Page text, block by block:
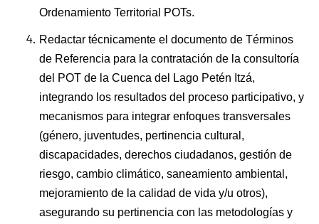
Ordenamiento Territorial POTs.
Redactar técnicamente el documento de Términos
de Referencia para la contratación de la consultoría
del POT de la Cuenca del Lago Petén Itzá,
integrando los resultados del proceso participativo, y
mecanismos para integrar enfoques transversales
(género, juventudes, pertinencia cultural,
discapacidades, derechos ciudadanos, gestión de
riesgo, cambio climático, saneamiento ambiental,
mejoramiento de la calidad de vida y/u otros),
asegurando su pertinencia con las metodologías y